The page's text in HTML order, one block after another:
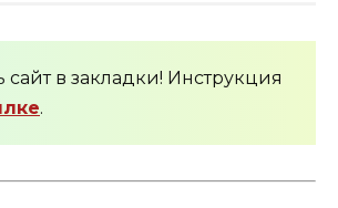
сайт в закладки! Инструкция
.